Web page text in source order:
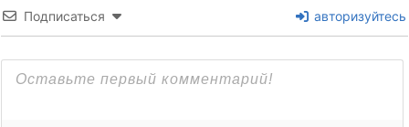
Подписаться авторизуйтесь